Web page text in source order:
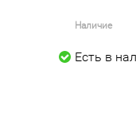
Наличие
Есть в